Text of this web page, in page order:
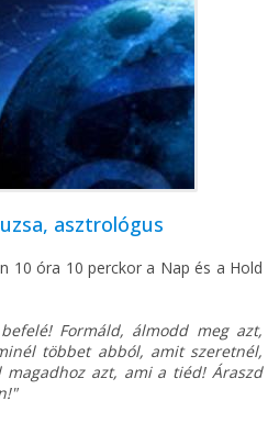
asztrológus
10 óra 10 perckor a Nap és a Hold
Formáld, álmodd meg azt,
többet abból, amit szeretnél,
azt, ami a tiéd! Áraszd